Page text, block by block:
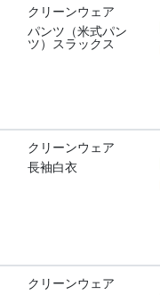
クリーンウェア
パンツ（米式パン
ツ）スラックス
クリーンウェア
長袖白衣
クリーンウェア